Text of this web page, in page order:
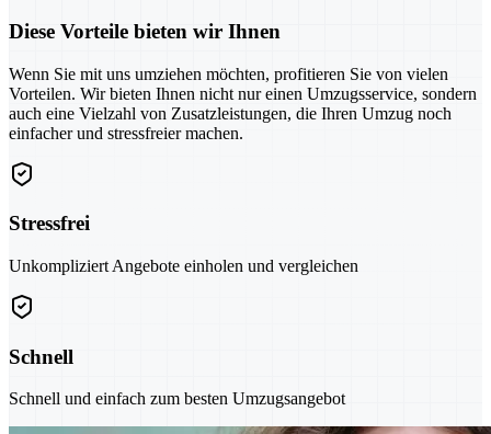
Diese Vorteile bieten wir Ihnen
Wenn Sie mit uns umziehen möchten, profitieren Sie von vielen
Vorteilen. Wir bieten Ihnen nicht nur einen Umzugsservice, sondern
auch eine Vielzahl von Zusatzleistungen, die Ihren Umzug noch
einfacher und stressfreier machen.
Stressfrei
Unkompliziert Angebote einholen und vergleichen
Schnell
Schnell und einfach zum besten Umzugsangebot